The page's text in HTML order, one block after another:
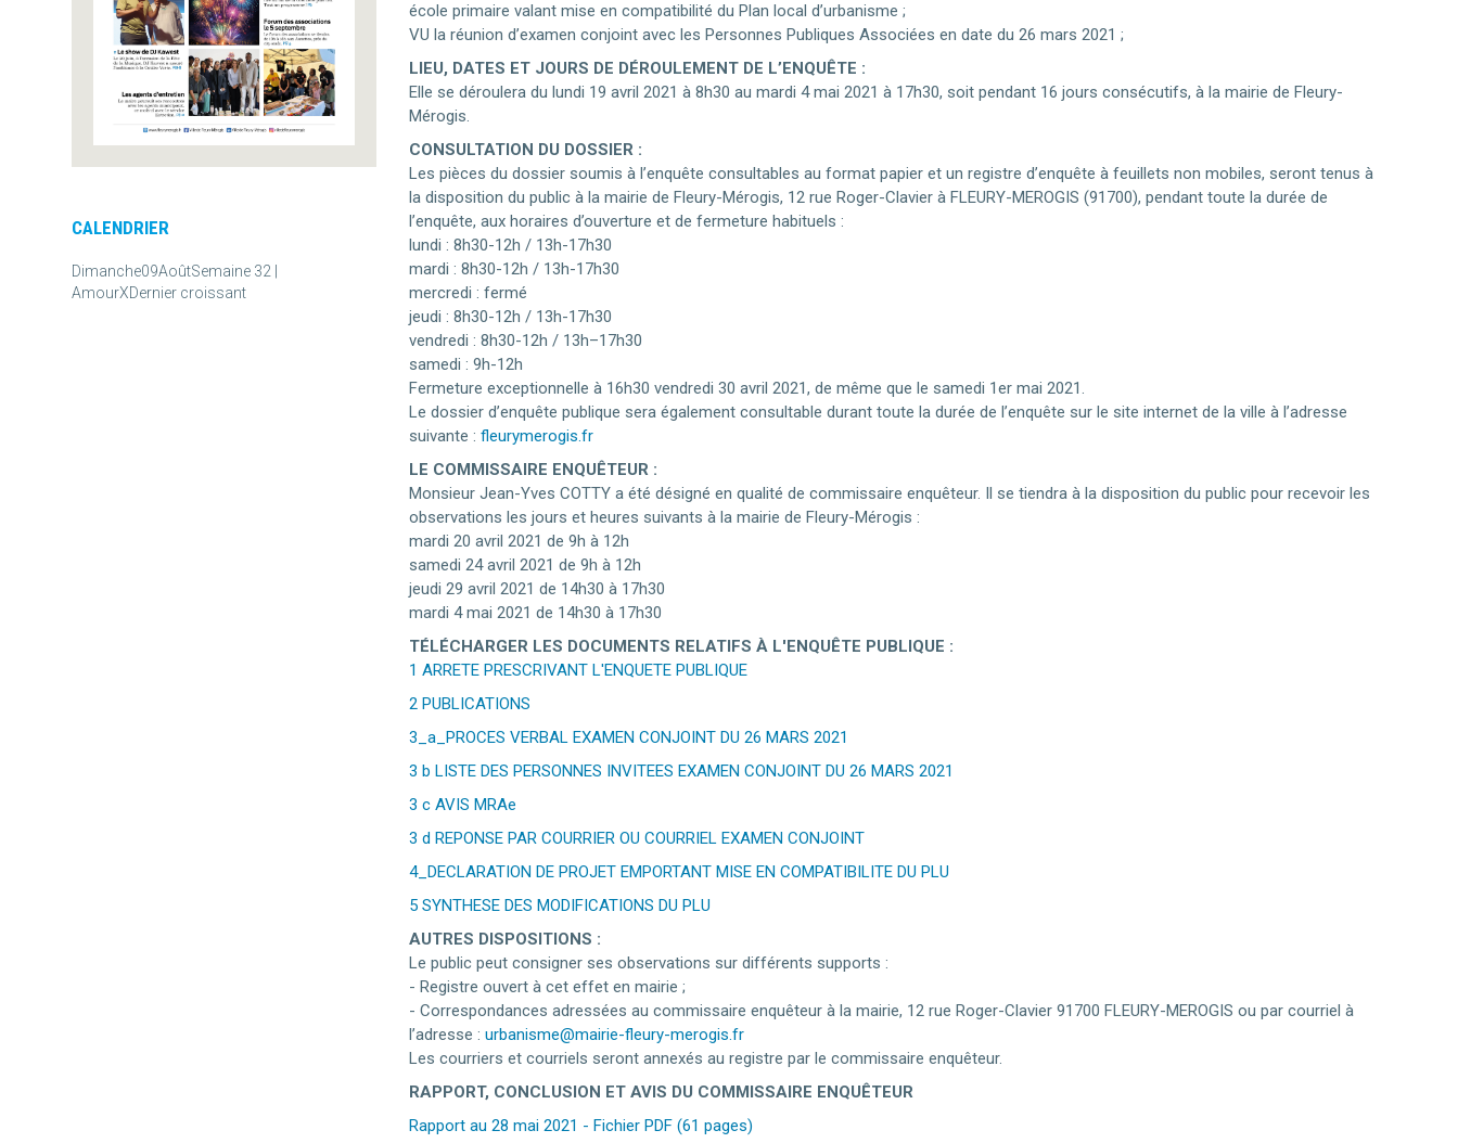
école primaire valant mise en compatibilité du Plan local d’urbanisme ;
VU la réunion d’examen conjoint avec les Personnes Publiques Associées en date du 26 mars 2021 ;
LIEU, DATES ET JOURS DE DÉROULEMENT DE L’ENQUÊTE :
Elle se déroulera du lundi 19 avril 2021 à 8h30 au mardi 4 mai 2021 à 17h30, soit pendant 16 jours consécutifs, à la mairie de Fleury-
Mérogis.
CONSULTATION DU DOSSIER :
Les pièces du dossier soumis à l’enquête consultables au format papier et un registre d’enquête à feuillets non mobiles, seront tenus à
la disposition du public à la mairie de Fleury-Mérogis, 12 rue Roger-Clavier à FLEURY-MEROGIS (91700), pendant toute la durée de
l’enquête, aux horaires d’ouverture et de fermeture habituels :
lundi : 8h30-12h / 13h-17h30
mardi : 8h30-12h / 13h-17h30
mercredi : fermé
jeudi : 8h30-12h / 13h-17h30
vendredi : 8h30-12h / 13h–17h30
samedi : 9h-12h
Fermeture exceptionnelle à 16h30 vendredi 30 avril 2021, de même que le samedi 1er mai 2021.
Le dossier d’enquête publique sera également consultable durant toute la durée de l’enquête sur le site internet de la ville à l’adresse
suivante : fleurymerogis.fr
LE COMMISSAIRE ENQUÊTEUR :
Monsieur Jean-Yves COTTY a été désigné en qualité de commissaire enquêteur. Il se tiendra à la disposition du public pour recevoir les
observations les jours et heures suivants à la mairie de Fleury-Mérogis :
mardi 20 avril 2021 de 9h à 12h
samedi 24 avril 2021 de 9h à 12h
jeudi 29 avril 2021 de 14h30 à 17h30
mardi 4 mai 2021 de 14h30 à 17h30
TÉLÉCHARGER LES DOCUMENTS RELATIFS À L'ENQUÊTE PUBLIQUE :
1 ARRETE PRESCRIVANT L'ENQUETE PUBLIQUE
2 PUBLICATIONS
3_a_PROCES VERBAL EXAMEN CONJOINT DU 26 MARS 2021
3 b LISTE DES PERSONNES INVITEES EXAMEN CONJOINT DU 26 MARS 2021
3 c AVIS MRAe
3 d REPONSE PAR COURRIER OU COURRIEL EXAMEN CONJOINT
4_DECLARATION DE PROJET EMPORTANT MISE EN COMPATIBILITE DU PLU
5 SYNTHESE DES MODIFICATIONS DU PLU
AUTRES DISPOSITIONS :
Le public peut consigner ses observations sur différents supports :
- Registre ouvert à cet effet en mairie ;
- Correspondances adressées au commissaire enquêteur à la mairie, 12 rue Roger-Clavier 91700 FLEURY-MEROGIS ou par courriel à
l’adresse : urbanisme@mairie-fleury-merogis.fr
Les courriers et courriels seront annexés au registre par le commissaire enquêteur.
RAPPORT, CONCLUSION ET AVIS DU COMMISSAIRE ENQUÊTEUR
Rapport au 28 mai 2021 - Fichier PDF (61 pages)
CALENDRIER
Dimanche09AoûtSemaine 32 |
AmourXDernier croissant